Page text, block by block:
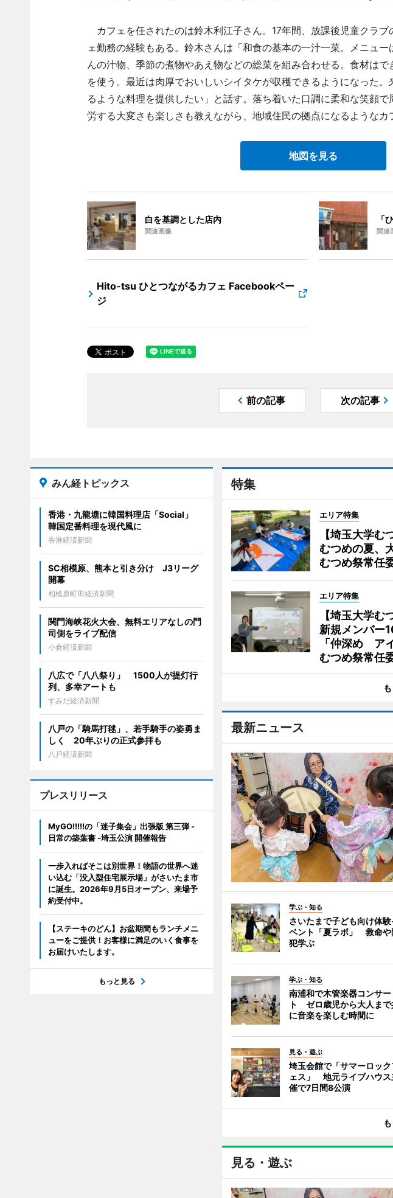
カフェを任されたのは鈴木利江子さん。17年間、放課後児童クラブ
ェ勤務の経験もある。鈴木さんは「和食の基本の一汁一菜。メニュ
んの汁物、季節の煮物やあえ物などの総菜を組み合わせる。食材は
を使う。最近は肉厚でおいしいシイタケが収穫できるようになった。
るような料理を提供したい」と話す。落ち着いた口調に柔和な笑顔
労する大変さも楽しさも教えながら、地域住民の拠点になるようなカ
地図を見る
白を基調とした店内
関連画像
「
関連
Hito-tsu ひとつながるカフェ Facebookペー
ジ
前の記事 次の記事
特集
エリア特集
【埼玉大学む
むつめの夏、
むつめ祭常
エリア特集
【埼玉大学む
新規メンバー
「仲深め ア
むつめ祭常
最新ニュース
学ぶ・知る
さいたまで子ども向け体験
ベント「夏ラボ」 救命や
犯学ぶ
学ぶ・知る
南浦和で木管楽器コンサー
ト ゼロ歳児から大人まで
に音楽を楽しむ時間に
見る・遊ぶ
埼玉会館で「サマーロック
ェス」 地元ライブハウス
催で7日間8公演
見る・遊ぶ
みん経トピックス
香港・九龍塘に韓国料理店「Social」
韓国定番料理を現代風に
香港経済新聞
SC相模原、熊本と引き分け J3リーグ
開幕
相模原町田経済新聞
関門海峡花火大会、無料エリアなしの門
司側をライブ配信
小倉経済新聞
八広で「八八祭り」 1500人が提灯行
列、多幸アートも
すみだ経済新聞
八戸の「騎馬打毬」、若手騎手の姿勇ま
しく 20年ぶりの正式参拝も
八戸経済新聞
プレスリリース
MyGO!!!!!の「迷子集会」出張版 第三弾 -
日常の築葉書 -埼玉公演 開催報告
一歩入ればそこは別世界！物語の世界へ迷
い込む「没入型住宅展示場」がさいたま市
に誕生。2026年9月5日オープン、来場予
約受付中。
【ステーキのどん】お盆期間もランチメニ
ューをご提供！お客様に満足のいく食事を
お届けいたします。
もっと見る